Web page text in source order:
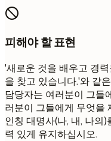
피해야 할 표현
'새로운 것을 배우고 경
을 찾고 있습니다.'와 같
담당자는 여러분이 그들
러분이 그들에게 무엇을
인칭 대명사(나, 내, 나의
력 있게 유지하십시오.